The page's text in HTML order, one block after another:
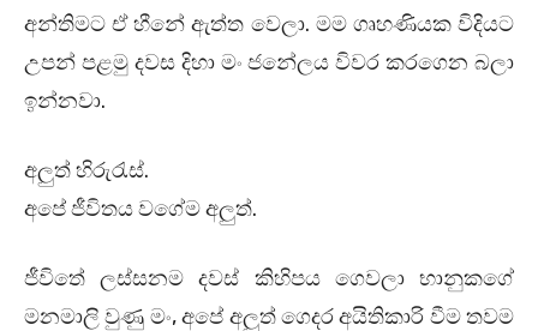
අන්තිමට ඒ හීනේ ඇත්ත වෙලා. මම ගෘහණියක විදියට
උපන් පළමු දවස දිහා මං ජනේලය විවර කරගෙන බලා
ඉන්නවා.
අලුත් හිරුරැස්.
අපේ ජීවිතය වගේම අලුත්.
ජීවිතේ ලස්සනම දවස් කිහිපය ගෙවලා භානුකගේ
මනමාලි වුණු මං, අපේ අලුත් ගෙදර අයිතිකාරි වීම තවම